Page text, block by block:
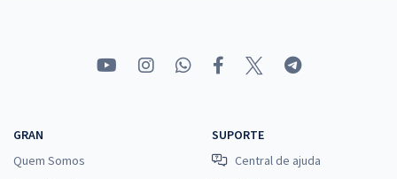
GRAN
Quem Somos
SUPORTE
Central de ajuda